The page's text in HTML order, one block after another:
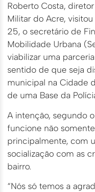
Roberto Costa,
Militar do Acre,
25, o secretário de
Mobilidade Urbana
viabilizar uma
sentido de que seja
municipal na Cidade
de uma Base da
A intenção, segundo
funcione não
principalmente, com
socialização com as
bairro.
“Nós só temos a